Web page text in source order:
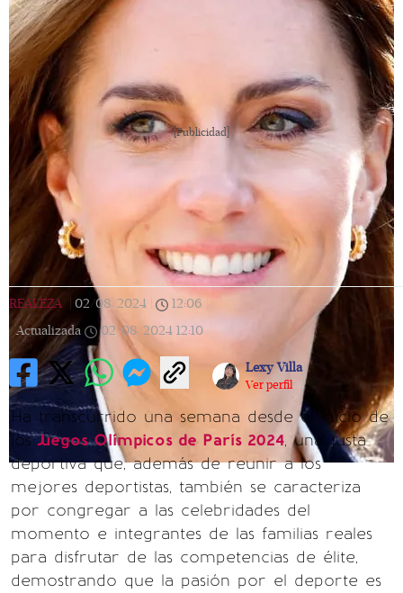
[Publicidad]
REALEZA 02/08/2024 12:06
Actualizada
02/08/2024 12:10
Lexy Villa
Ver perfil
Ha transcurrido una semana desde el inicio de
losJuegos Olímpicos de París 2024, una justa
deportiva que, además de reunir a los
mejores deportistas, también se caracteriza
por congregar a las celebridades del
momento e integrantes de las familias reales
para disfrutar de las competencias de élite,
demostrando que la pasión por el deporte es